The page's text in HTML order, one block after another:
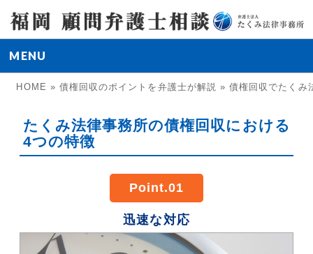
MENU
HOME » 債権回収のポイントを弁護士が解説 » 債権回収でたくみ
たくみ法律事務所の債権回収における
4つの特徴
Point.01
迅速な対応